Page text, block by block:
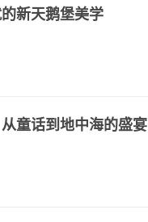
新天鹅堡美学
童话到地中海的盛宴